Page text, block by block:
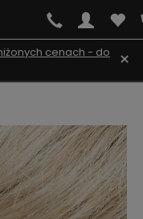
cenach - do
×